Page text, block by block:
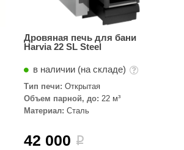
Дровяная печь для бани
Harvia 22 SL Steel
в наличии (на складе)
Тип печи: Открытая
Объем парной, до: 22 м³
Материал: Сталь
42 000 i